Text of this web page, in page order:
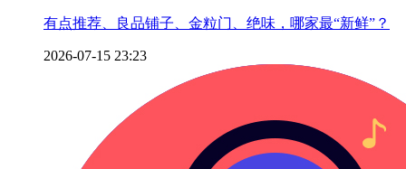
有点推荐、良品铺子、金粒门、绝味，哪家最“新鲜”？
2026-07-15 23:23